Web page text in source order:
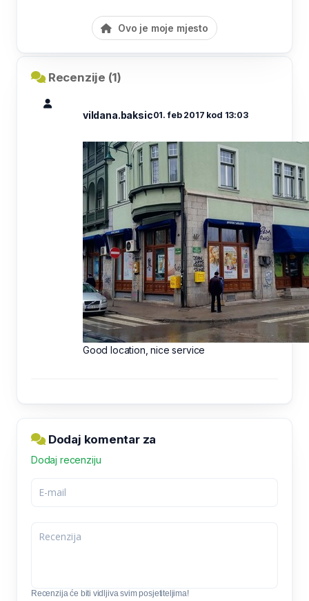
Ovo je moje mjesto
Recenzije (1)
vildana.baksic01. feb 2017 kod 13:03
Good location, nice service
Dodaj komentar za
Dodaj recenziju
Recenzija će biti vidljiva svim posjetiteljima!